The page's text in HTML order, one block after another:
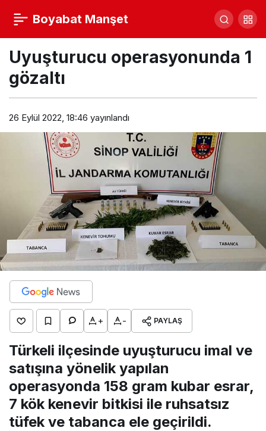
Boyabat Manşet
Uyuşturucu operasyonunda 1
gözaltı
26 Eylül 2022, 18:46 yayınlandı
+ - PAYLAŞ
Türkeli ilçesinde uyuşturucu imal ve
satışına yönelik yapılan
operasyonda 158 gram kubar esrar,
7 kök kenevir bitkisi ile ruhsatsız
tüfek ve tabanca ele geçirildi.
Gerze’de dünyadaki 287 şehirle eş zamanlı
şenlik
Yorum Yap